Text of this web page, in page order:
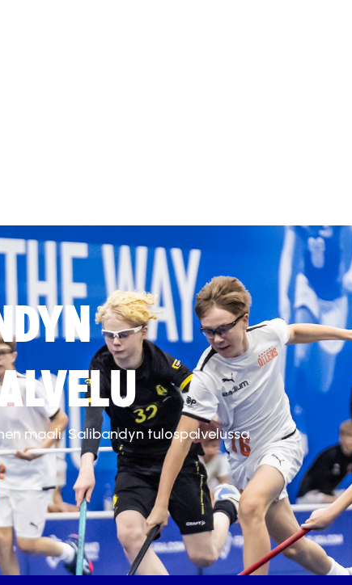
maali. Salibandyn tulospalvelussa.